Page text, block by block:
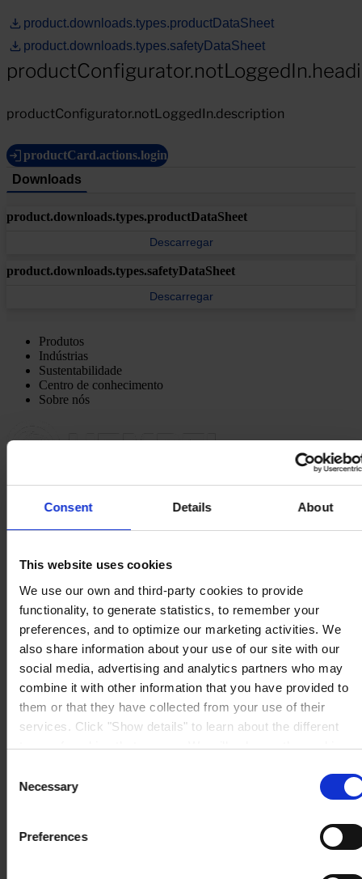
Consent Details About
This website uses cookies
We use our own and third-party cookies to provide
functionality, to generate statistics, to remember your
preferences, and to optimize our marketing activities. We
also share information about your use of our site with our
social media, advertising and analytics partners who may
combine it with other information that you have provided to
them or that they have collected from your use of their
services. Click "Show details" to learn about the different
types of cookies that we use. We will only use the cookies
cookies after having received your consent. You may
withdraw your consent at any time by using the link in our
. If you would like to know more how we
process your personal data, please visit our
Selection
Necessary
Preferences
product.downloads.types.productDataSheet
product.downloads.types.safetyDataSheet
productConfigurator.notLoggedIn.description
productCard.actions.login
Downloads
product.downloads.types.productDataSheet
Descarregar
product.downloads.types.safetyDataSheet
Descarregar
Produtos
Indústrias
Sustentabilidade
Centro de conhecimento
Sobre nós
ESCRITÓRIO
Hempel (Portugal) S.A.
2954-002 Palmela
CONTACTE-NOS
Tel: +351 212 352 326
Fax:+351 212 352 292
sales-pt@hempel.com